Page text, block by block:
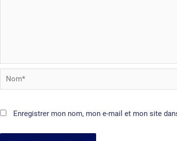
Nom*
Enregistrer mon nom, mon e-mail et mon site